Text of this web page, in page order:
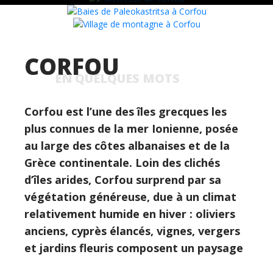
CORFOU
EN QUELQUES MOTS
Corfou est l’une des îles grecques les
plus connues de la mer Ionienne, posée
au large des côtes albanaises et de la
Grèce continentale. Loin des clichés
d’îles arides, Corfou surprend par sa
végétation généreuse, due à un climat
relativement humide en hiver : oliviers
anciens, cyprès élancés, vignes, vergers
et jardins fleuris composent un paysage